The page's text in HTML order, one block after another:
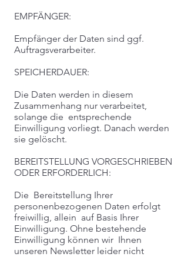
EMPFÄNGER:
Empfänger der Daten sind ggf.
Auftragsverarbeiter.
SPEICHERDAUER:
Die Daten werden in diesem
Zusammenhang nur verarbeitet,
solange die entsprechende
Einwilligung vorliegt. Danach werden
sie gelöscht.
BEREITSTELLUNG VORGESCHRIEBEN
ODER ERFORDERLICH:
Die Bereitstellung Ihrer
personenbezogenen Daten erfolgt
freiwillig, allein auf Basis Ihrer
Einwilligung. Ohne bestehende
Einwilligung können wir Ihnen
unseren Newsletter leider nicht